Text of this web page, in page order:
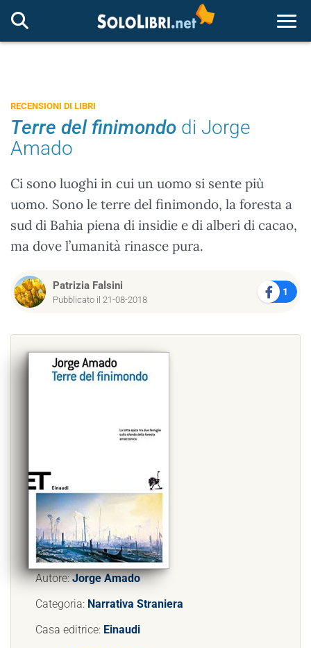
RECENSIONI DI LIBRI
Terre del finimondo di Jorge
Amado
Ci sono luoghi in cui un uomo si sente più
uomo. Sono le terre del finimondo, la foresta a
sud di Bahia piena di insidie e di alberi di cacao,
ma dove l’umanità rinasce pura.
Patrizia Falsini
Pubblicato il 21-08-2018
1
Autore:Jorge Amado
Categoria: Narrativa Straniera
Casa editrice: Einaudi